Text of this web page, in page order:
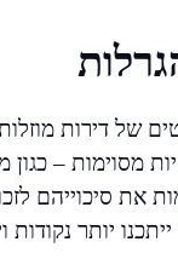
של דירות
מסוימות –
את סיכוייהם
יותר נקודות